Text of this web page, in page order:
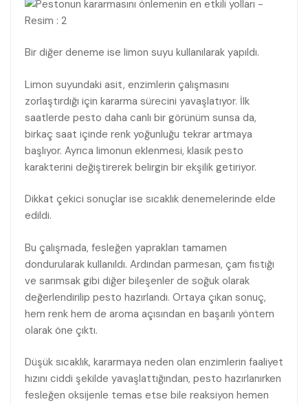
Bir diğer deneme ise limon suyu kullanılarak yapıldı.
Limon suyundaki asit, enzimlerin çalışmasını
zorlaştırdığı için kararma sürecini yavaşlatıyor. İlk
saatlerde pesto daha canlı bir görünüm sunsa da,
birkaç saat içinde renk yoğunluğu tekrar artmaya
başlıyor. Ayrıca limonun eklenmesi, klasik pesto
karakterini değiştirerek belirgin bir ekşilik getiriyor.
Dikkat çekici sonuçlar ise sıcaklık denemelerinde elde
edildi.
Bu çalışmada, fesleğen yaprakları tamamen
dondurularak kullanıldı. Ardından parmesan, çam fıstığı
ve sarımsak gibi diğer bileşenler de soğuk olarak
değerlendirilip pesto hazırlandı. Ortaya çıkan sonuç,
hem renk hem de aroma açısından en başarılı yöntem
olarak öne çıktı.
Düşük sıcaklık, kararmaya neden olan enzimlerin faaliyet
hızını ciddi şekilde yavaşlattığından, pesto hazırlanırken
fesleğen oksijenle temas etse bile reaksiyon hemen